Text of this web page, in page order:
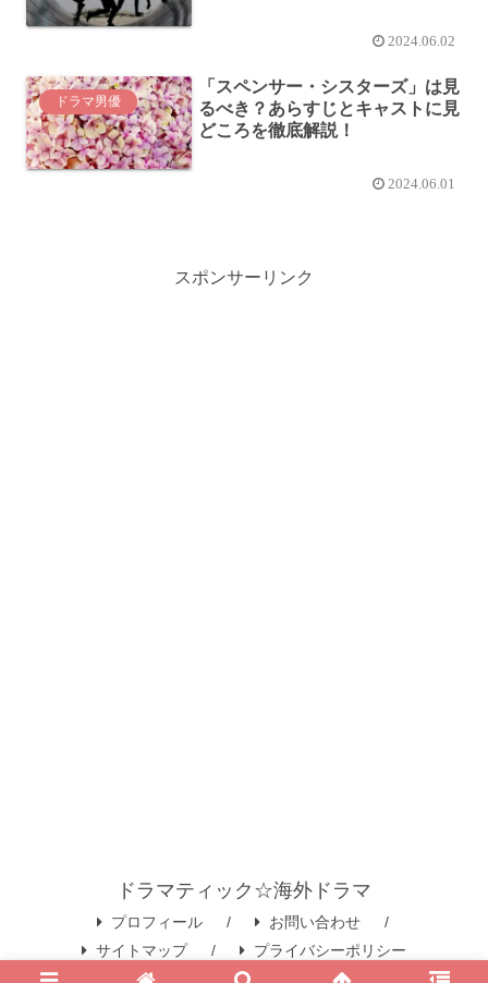
2024.06.02
ドラマ男優
「スペンサー・シスターズ」は見
るべき？あらすじとキャストに見
どころを徹底解説！
2024.06.01
スポンサーリンク
ドラマティック☆海外ドラマ
プロフィール
お問い合わせ
サイトマップ
プライバシーポリシー